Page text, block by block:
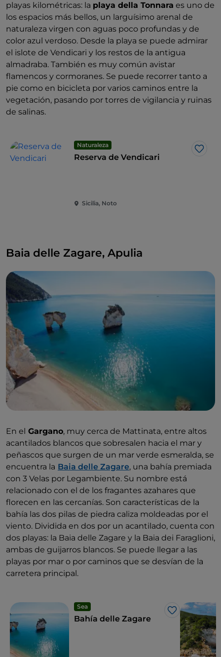
playas kilométricas: la playa della Tonnara es uno de
los espacios más bellos, un larguísimo arenal de
naturaleza virgen con aguas poco profundas y de
color azul verdoso. Desde la playa se puede admirar
el islote de Vendicari y los restos de la antigua
almadraba. También es muy común avistar
flamencos y cormoranes. Se puede recorrer tanto a
pie como en bicicleta por varios caminos entre la
vegetación, pasando por torres de vigilancia y ruinas
de salinas.
Naturaleza
Me
Reserva de Vendicari
Sicilia, Noto
Baia delle Zagare, Apulia
En el Gargano, muy cerca de Mattinata, entre altos
acantilados blancos que sobresalen hacia el mar y
peñascos que surgen de un mar verde esmeralda, se
encuentra la Baia delle Zagare, una bahía premiada
con 3 Velas por Legambiente. Su nombre está
relacionado con el de los fragantes azahares que
florecen en las cercanías. Son características de la
bahía las dos pilas de piedra caliza moldeadas por el
viento. Dividida en dos por un acantilado, cuenta con
dos playas: la Baia delle Zagare y la Baia dei Faraglioni,
ambas de guijarros blancos. Se puede llegar a las
playas por mar o por caminos que se desvían de la
carretera principal.
Sea
Me gusta
Bahía delle Zagare